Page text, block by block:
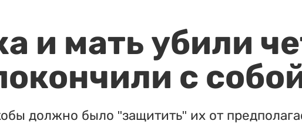
и мать убили
с
должно было "защитить" их от